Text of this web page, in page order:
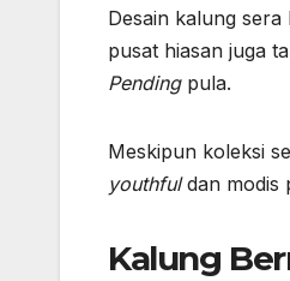
Desain kalung
pusat hiasan juga
Pending pula.
Meskipun koleksi
youthfuldan modis
Kalung